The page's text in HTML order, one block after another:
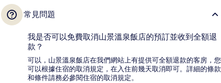
常見問題
我是否可以免費取消山景溫泉飯店的預訂並收到全額退
款？
可以，山景溫泉飯店在我們網站上有提供可全額退款的客房，您
可以根據住宿的取消規定，在入住前幾天取消即可。詳細的條款
和條件請務必參閱住宿的取消規定。